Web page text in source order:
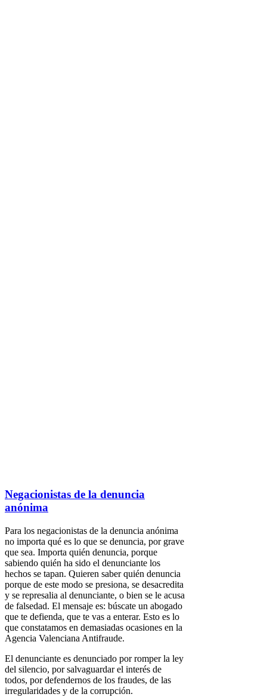
Negacionistas de la denuncia
anónima
Para los negacionistas de la denuncia anónima
no importa qué es lo que se denuncia, por grave
que sea. Importa quién denuncia, porque
sabiendo quién ha sido el denunciante los
hechos se tapan. Quieren saber quién denuncia
porque de este modo se presiona, se desacredita
y se represalia al denunciante, o bien se le acusa
de falsedad. El mensaje es: búscate un abogado
que te defienda, que te vas a enterar. Esto es lo
que constatamos en demasiadas ocasiones en la
Agencia Valenciana Antifraude.
El denunciante es denunciado por romper la ley
del silencio, por salvaguardar el interés de
todos, por defendernos de los fraudes, de las
irregularidades y de la corrupción.